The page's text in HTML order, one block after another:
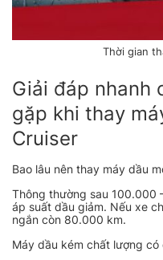
Thời gian
Giải đáp nhanh
gặp khi thay
Cruiser
Bao lâu nên thay máy dầu
Thông thường sau 100.000
áp suất dầu giảm. Nếu xe
ngắn còn 80.000 km.
Máy dầu kém chất lượng có